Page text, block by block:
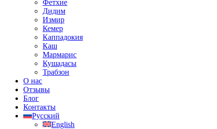
Фетхие
Дидим
Измир
Кемер
Каппадокия
Каш
Мармарис
Кушадасы
Трабзон
О нас
Отзывы
Блог
Контакты
Русский
English